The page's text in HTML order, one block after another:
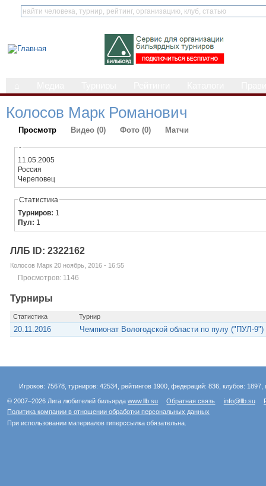
Колосов Марк Романович
Просмотр Видео (0) Фото (0) Матчи
-
11.05.2005
Россия
Череповец
Статистика
Турниров: 1
Пул: 1
ЛЛБ ID: 2322162
Колосов Марк 20 ноябрь, 2016 - 16:55
Просмотров: 1146
Турниры
Статистика Турнир
20.11.2016 Чемпионат Вологодской области по пулу ("ПУЛ-9")
Игроков: 75678, турниров: 42534, рейтингов 1900, федераций: 836, клубов:
© 2007–2026 Лига любителей бильярдаwww.llb.su Обратная связь info@llb.su
Политика компании в отношении обработки персональных данных
При использовании материалов гиперссылка обязательна.